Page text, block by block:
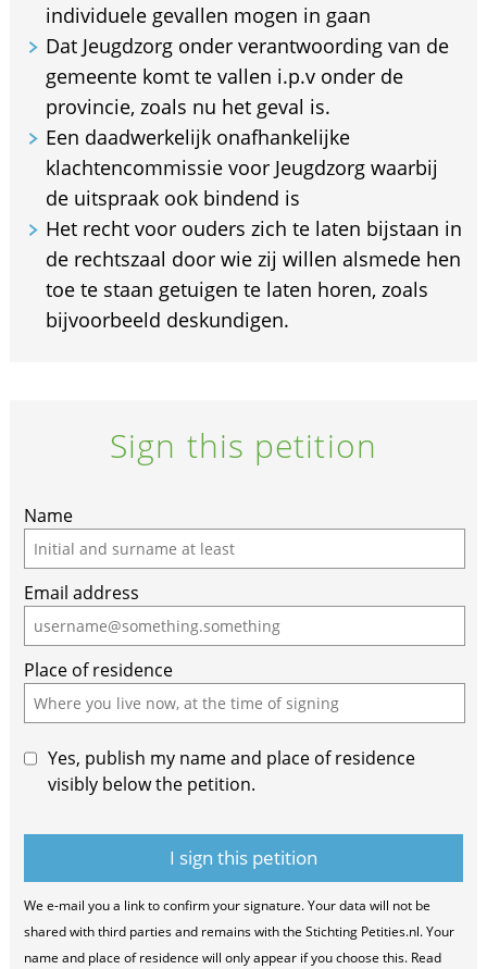
individuele gevallen mogen in gaan
Dat Jeugdzorg onder verantwoording van de
gemeente komt te vallen i.p.v onder de
provincie, zoals nu het geval is.
Een daadwerkelijk onafhankelijke
klachtencommissie voor Jeugdzorg waarbij
de uitspraak ook bindend is
Het recht voor ouders zich te laten bijstaan in
de rechtszaal door wie zij willen alsmede hen
toe te staan getuigen te laten horen, zoals
bijvoorbeeld deskundigen.
Sign this petition
If
you
are
a
human,
ignore
this
field
Name
Email address
Place of residence
Yes, publish my name and place of residence
visibly below the petition.
We e-mail you a link to confirm your signature. Your data will not be
shared with third parties and remains with the Stichting Petities.nl. Your
name and place of residence will only appear if you choose this. Read